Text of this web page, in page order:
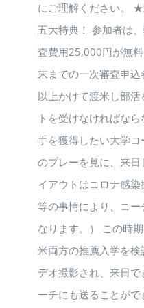
にご理解ください。
五大特典！ 参加者は
査費用25,000円が無
末までの一次審査申
以上かけて渡米し部
トを受けなければな
手を獲得したい大学
のプレーを見に、来
イアウトはコロナ感
等の事情により、コ
なります。） この時
米両方の推薦入学を
デオ撮影され、来日
ーチにも送ることが